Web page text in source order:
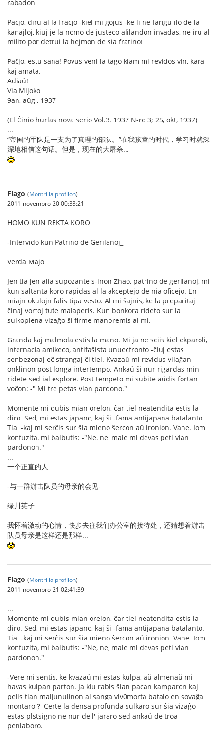
rabadon!
Paĉjo, diru al la fraĉjo -kiel mi ĝojus -ke li ne fariĝu ilo de la
kanajloj, kiuj je la nomo de justeco alilandon invadas, ne iru al
milito por detrui la hejmon de sia fratino!
Paĉjo, estu sana! Povus veni la tago kiam mi revidos vin, kara
kaj amata.
Adiaŭ!
Via Mijoko
9an, aŭg., 1937
(El Ĉinio hurlas nova serio Vol.3. 1937 N-ro 3; 25, okt, 1937)
...
“帝国的军队是一支为了真理的部队。”在我孩童的时代，学习时就深
深地相信这句话。但是，现在的大屠杀...
Flago (Montri la profilon)
2011-novembro-20 00:33:21
HOMO KUN REKTA KORO
-Intervido kun Patrino de Gerilanoj_
Verda Majo
Jen tia jen alia supozante s-inon Zhao, patrino de gerilanoj, mi
kun saltanta koro rapidas al la akceptejo de nia oficejo. En
miajn okulojn falis tipa vesto. Al mi ŝajnis, ke la preparitaj
ĉinaj vortoj tute malaperis. Kun bonkora rideto sur la
sulkoplena vizaĝo ŝi firme manpremis al mi.
Granda kaj malmola estis la mano. Mi ja ne sciis kiel ekparoli,
internacia amikeco, antifaŝista unuecfronto -ĉiuj estas
senbezonaj eĉ strangaj ĉi tiel. Kvazaŭ mi revidus vilaĝan
onklinon post longa intertempo. Ankaŭ ŝi nur rigardas min
ridete sed ial esplore. Post tempeto mi subite aŭdis fortan
voĉon: -" Mi tre petas vian pardono."
Momente mi dubis mian orelon, ĉar tiel neatendita estis la
diro. Sed, mi estas japano, kaj ŝi -fama antijapana batalanto.
Tial -kaj mi serĉis sur ŝia mieno ŝercon aŭ ironion. Vane. Iom
konfuzita, mi balbutis: -"Ne, ne, male mi devas peti vian
pardonon."
...
一个正直的人
-与一群游击队员的母亲的会见-
绿川英子
我怀着激动的心情，快步去往我们办公室的接待处，还猜想着游击
队员母亲是这样还是那样...
Flago (Montri la profilon)
2011-novembro-21 02:41:39
...
Momente mi dubis mian orelon, ĉar tiel neatendita estis la
diro. Sed, mi estas japano, kaj ŝi -fama antijapana batalanto.
Tial -kaj mi serĉis sur ŝia mieno ŝercon aŭ ironion. Vane. Iom
konfuzita, mi balbutis: -"Ne, ne, male mi devas peti vian
pardonon."
-Vere mi sentis, ke kvazaŭ mi estas kulpa, aŭ almenaŭ mi
havas kulpan parton. Ja kiu rabis ŝian pacan kamparon kaj
pelis tian maljunulinon al sanga viv0morta batalo en sovaĝa
montaro？ Certe la densa profunda sulkaro sur ŝia vizaĝo
estas plstsigno ne nur de l' jararo sed ankaŭ de troa
penlaboro.